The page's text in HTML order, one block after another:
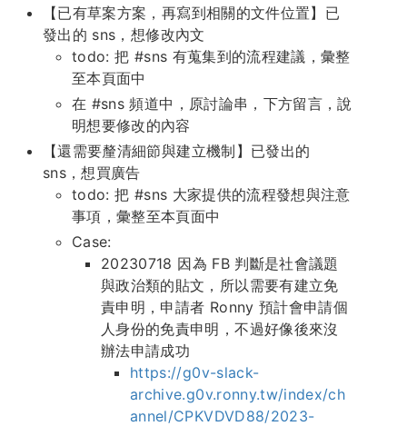
【已有草案方案，再寫到相關的文件位置】已
發出的 sns，想修改內文
todo: 把 #sns 有蒐集到的流程建議，彙整
至本頁面中
在 #sns 頻道中，原討論串，下方留言，說
明想要修改的內容
【還需要釐清細節與建立機制】已發出的
sns，想買廣告
todo: 把 #sns 大家提供的流程發想與注意
事項，彙整至本頁面中
Case:
20230718 因為 FB 判斷是社會議題
與政治類的貼文，所以需要有建立免
責申明，申請者 Ronny 預計會申請個
人身份的免責申明，不過好像後來沒
辦法申請成功
https://g0v-slack-
archive.g0v.ronny.tw/index/ch
annel/CPKVDVD88/2023-